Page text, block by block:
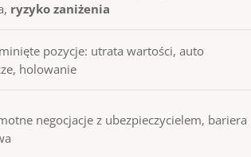
ryzyko zaniżenia
pozycje: utrata wartości, auto
holowanie
negocjacje z ubezpieczycielem, bariera